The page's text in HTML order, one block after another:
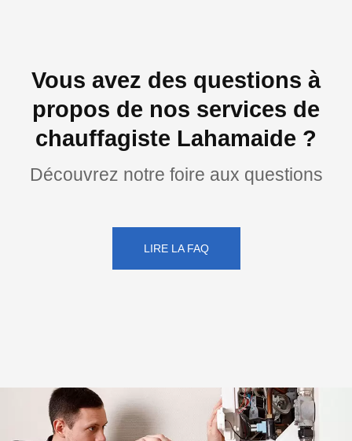
Vous avez des questions à
propos de nos services de
chauffagiste Lahamaide ?
Découvrez notre foire aux questions
LIRE LA FAQ